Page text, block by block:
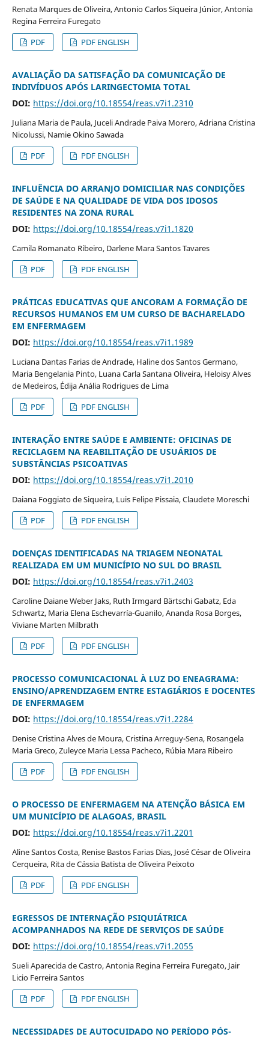
Renata Marques de Oliveira, Antonio Carlos Siqueira Júnior, Antonia
Regina Ferreira Furegato
PDF
PDF ENGLISH
AVALIAÇÃO DA SATISFAÇÃO DA COMUNICAÇÃO DE
INDIVÍDUOS APÓS LARINGECTOMIA TOTAL
DOI: https://doi.org/10.18554/reas.v7i1.2310
Juliana Maria de Paula, Juceli Andrade Paiva Morero, Adriana Cristina
Nicolussi, Namie Okino Sawada
PDF
PDF ENGLISH
INFLUÊNCIA DO ARRANJO DOMICILIAR NAS CONDIÇÕES
DE SAÚDE E NA QUALIDADE DE VIDA DOS IDOSOS
RESIDENTES NA ZONA RURAL
DOI: https://doi.org/10.18554/reas.v7i1.1820
Camila Romanato Ribeiro, Darlene Mara Santos Tavares
PDF
PDF ENGLISH
PRÁTICAS EDUCATIVAS QUE ANCORAM A FORMAÇÃO DE
RECURSOS HUMANOS EM UM CURSO DE BACHARELADO
EM ENFERMAGEM
DOI: https://doi.org/10.18554/reas.v7i1.1989
Luciana Dantas Farias de Andrade, Haline dos Santos Germano,
Maria Bengelania Pinto, Luana Carla Santana Oliveira, Heloisy Alves
de Medeiros, Édija Anália Rodrigues de Lima
PDF
PDF ENGLISH
INTERAÇÃO ENTRE SAÚDE E AMBIENTE: OFICINAS DE
RECICLAGEM NA REABILITAÇÃO DE USUÁRIOS DE
SUBSTÂNCIAS PSICOATIVAS
DOI: https://doi.org/10.18554/reas.v7i1.2010
Daiana Foggiato de Siqueira, Luis Felipe Pissaia, Claudete Moreschi
PDF
PDF ENGLISH
DOENÇAS IDENTIFICADAS NA TRIAGEM NEONATAL
REALIZADA EM UM MUNICÍPIO NO SUL DO BRASIL
DOI: https://doi.org/10.18554/reas.v7i1.2403
Caroline Daiane Weber Jaks, Ruth Irmgard Bärtschi Gabatz, Eda
Schwartz, Maria Elena Eschevarría-Guanilo, Ananda Rosa Borges,
Viviane Marten Milbrath
PDF
PDF ENGLISH
PROCESSO COMUNICACIONAL À LUZ DO ENEAGRAMA:
ENSINO/APRENDIZAGEM ENTRE ESTAGIÁRIOS E DOCENTES
DE ENFERMAGEM
DOI: https://doi.org/10.18554/reas.v7i1.2284
Denise Cristina Alves de Moura, Cristina Arreguy-Sena, Rosangela
Maria Greco, Zuleyce Maria Lessa Pacheco, Rúbia Mara Ribeiro
PDF
PDF ENGLISH
O PROCESSO DE ENFERMAGEM NA ATENÇÃO BÁSICA EM
UM MUNICÍPIO DE ALAGOAS, BRASIL
DOI: https://doi.org/10.18554/reas.v7i1.2201
Aline Santos Costa, Renise Bastos Farias Dias, José César de Oliveira
Cerqueira, Rita de Cássia Batista de Oliveira Peixoto
PDF
PDF ENGLISH
EGRESSOS DE INTERNAÇÃO PSIQUIÁTRICA
ACOMPANHADOS NA REDE DE SERVIÇOS DE SAÚDE
DOI: https://doi.org/10.18554/reas.v7i1.2055
Sueli Aparecida de Castro, Antonia Regina Ferreira Furegato, Jair
Licio Ferreira Santos
PDF
PDF ENGLISH
NECESSIDADES DE AUTOCUIDADO NO PERÍODO PÓS-